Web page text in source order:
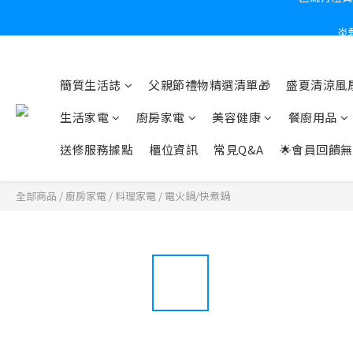
簡質生活誌 父親節禮物精選清單🎁
盛夏清涼
生活家電
廚房家電 美容健康
餐廚用品
送修服務據點
櫃位資訊 常見Q&A 🌟會員回饋
全部商品 / 廚房家電 / 料理家電 / 電火鍋/快煮鍋